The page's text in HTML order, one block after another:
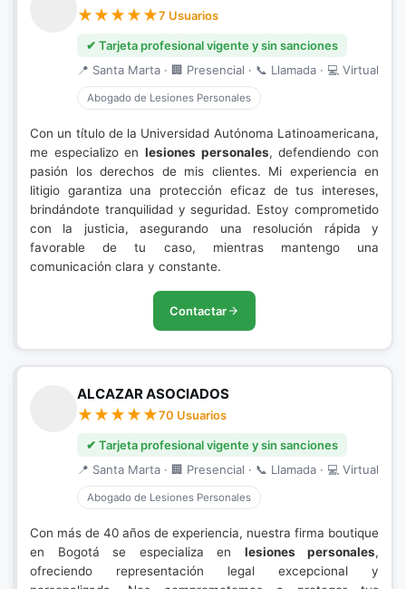
7 Usuarios
✔ Tarjeta profesional vigente y sin sanciones
📍 Santa Marta · 🏢 Presencial · 📞 Llamada · 💻 Virtual
Abogado de Lesiones Personales
Con un título de la Universidad Autónoma Latinoamericana,
me especializo en lesiones personales, defendiendo con
pasión los derechos de mis clientes. Mi experiencia en
litigio garantiza una protección eficaz de tus intereses,
brindándote tranquilidad y seguridad. Estoy comprometido
con la justicia, asegurando una resolución rápida y
favorable de tu caso, mientras mantengo una
comunicación clara y constante.
Contactar
ALCAZAR ASOCIADOS
70 Usuarios
✔ Tarjeta profesional vigente y sin sanciones
📍 Santa Marta · 🏢 Presencial · 📞 Llamada · 💻 Virtual
Abogado de Lesiones Personales
Con más de 40 años de experiencia, nuestra firma boutique
en Bogotá se especializa en lesiones personales,
ofreciendo representación legal excepcional y